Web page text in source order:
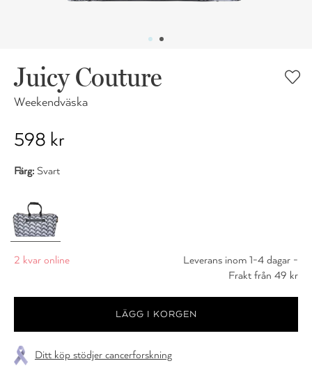
Juicy Couture
Weekendväska
598 kr
Färg: Svart
2 kvar online
Leverans inom 1-4 dagar -
Frakt från 49 kr
Ditt köp stödjer cancerforskning